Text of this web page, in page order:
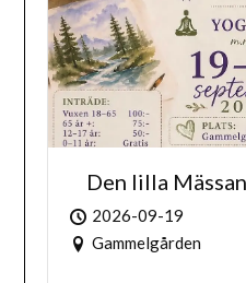
Den lilla Mässan
2026-09-19
Gammelgården